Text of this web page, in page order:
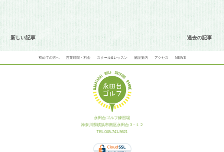
新しい記事 過去の記事
初めての方へ 営業時間・料金 スクール&レッスン 施設案内 アクセス NEWS
永田台ゴルフ練習場
神奈川県横浜市南区永田台３−１２
TEL.045-741-5621